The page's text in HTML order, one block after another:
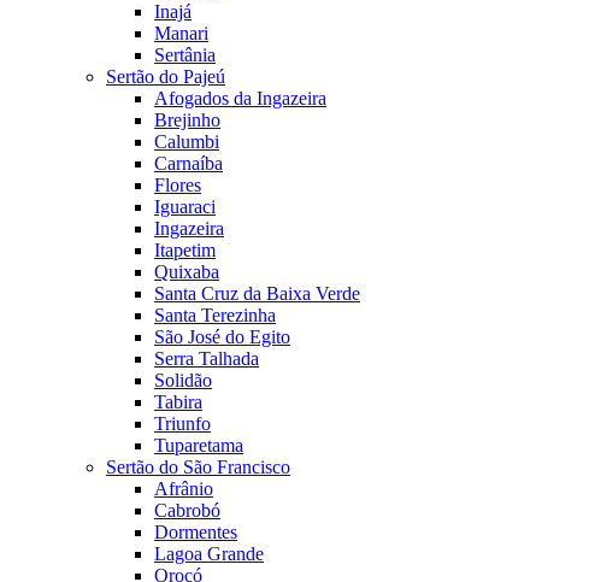
Inajá
Manari
Sertânia
Sertão do Pajeú
Afogados da Ingazeira
Brejinho
Calumbi
Carnaíba
Flores
Iguaraci
Ingazeira
Itapetim
Quixaba
Santa Cruz da Baixa Verde
Santa Terezinha
São José do Egito
Serra Talhada
Solidão
Tabira
Triunfo
Tuparetama
Sertão do São Francisco
Afrânio
Cabrobó
Dormentes
Lagoa Grande
Orocó